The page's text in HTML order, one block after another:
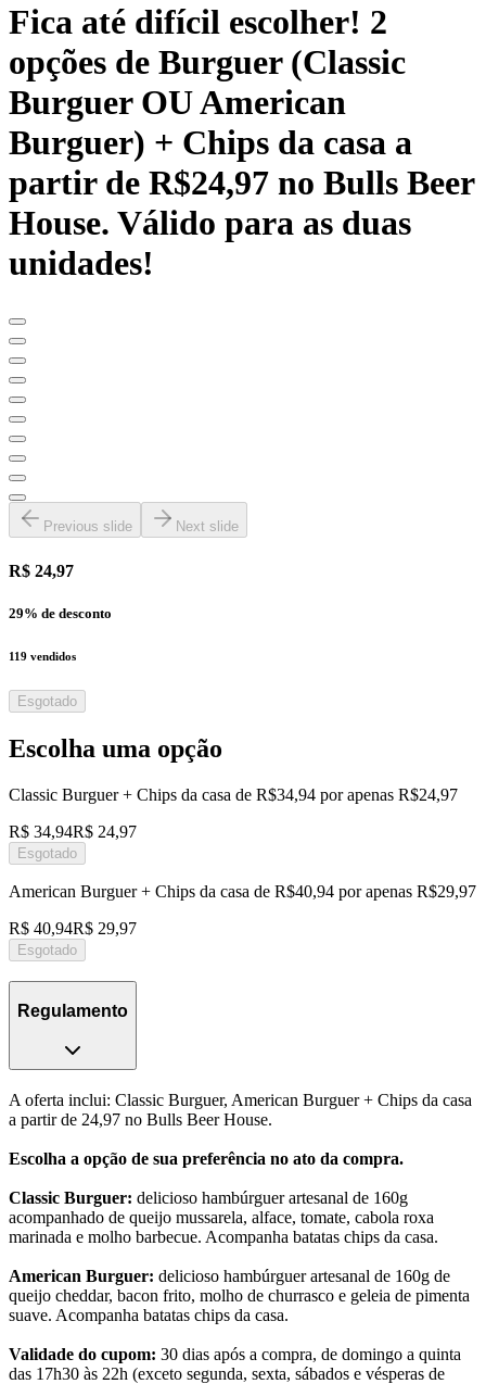
Fica até difícil escolher! 2
opções de Burguer (Classic
Burguer OU American
Burguer) + Chips da casa a
partir de R$24,97 no Bulls Beer
House. Válido para as duas
unidades!
Previous slide Next slide
R$ 24,97
29% de desconto
119 vendidos
Esgotado
Escolha uma opção
Classic Burguer + Chips da casa de R$34,94 por apenas R$24,97
R$ 34,94R$ 24,97
Esgotado
American Burguer + Chips da casa de R$40,94 por apenas R$29,97
R$ 40,94R$ 29,97
Esgotado
Regulamento
A oferta inclui: Classic Burguer, American Burguer + Chips da casa
a partir de 24,97 no Bulls Beer House.
Escolha a opção de sua preferência no ato da compra.
Classic Burguer: delicioso hambúrguer artesanal de 160g
acompanhado de queijo mussarela, alface, tomate, cabola roxa
marinada e molho barbecue. Acompanha batatas chips da casa.
American Burguer: delicioso hambúrguer artesanal de 160g de
queijo cheddar, bacon frito, molho de churrasco e geleia de pimenta
suave. Acompanha batatas chips da casa.
Validade do cupom: 30 dias após a compra, de domingo a quinta
das 17h30 às 22h (exceto segunda, sexta, sábados e vésperas de